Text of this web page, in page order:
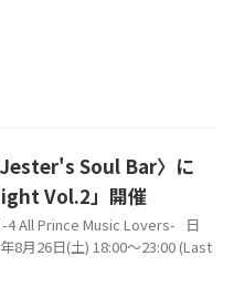
Soul Bar〉に
Vol.2」開催
4 All Prince Music Lovers- 日
8月26日(土) 18:00～23:00 (Last